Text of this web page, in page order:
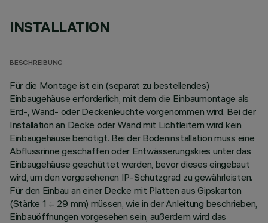
INSTALLATION
BESCHREIBUNG
Für die Montage ist ein (separat zu bestellendes)
Einbaugehäuse erforderlich, mit dem die Einbaumontage als
Erd-, Wand- oder Deckenleuchte vorgenommen wird. Bei der
Installation an Decke oder Wand mit Lichtleitern wird kein
Einbaugehäuse benötigt. Bei der Bodeninstallation muss eine
Abflussrinne geschaffen oder Entwässerungskies unter das
Einbaugehäuse geschüttet werden, bevor dieses eingebaut
wird, um den vorgesehenen IP-Schutzgrad zu gewährleisten.
Für den Einbau an einer Decke mit Platten aus Gipskarton
(Stärke 1 ÷ 29 mm) müssen, wie in der Anleitung beschrieben,
Einbauöffnungen vorgesehen sein, außerdem wird das